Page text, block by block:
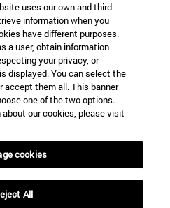
uses our own and third-
information when you
have different purposes.
a user, obtain information
your privacy, or
displayed. You can select the
accept them all. This banner
one of the two options.
our cookies, please visit
cookies
All